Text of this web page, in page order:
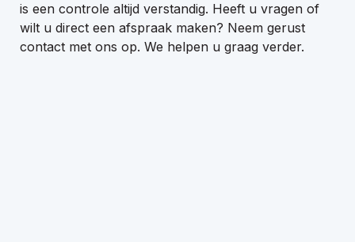
5175 AXLoon op Zand
Openingstijden showroom
is een controle altijd verstandig. Heeft u vragen of
wilt u direct een afspraak maken? Neem gerust
contact met ons op. We helpen u graag verder.